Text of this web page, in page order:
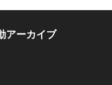
アーカイブ